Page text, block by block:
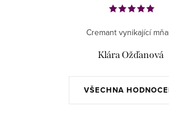
VŠECHNA
Cremant vynikající
Klára Ožďanová